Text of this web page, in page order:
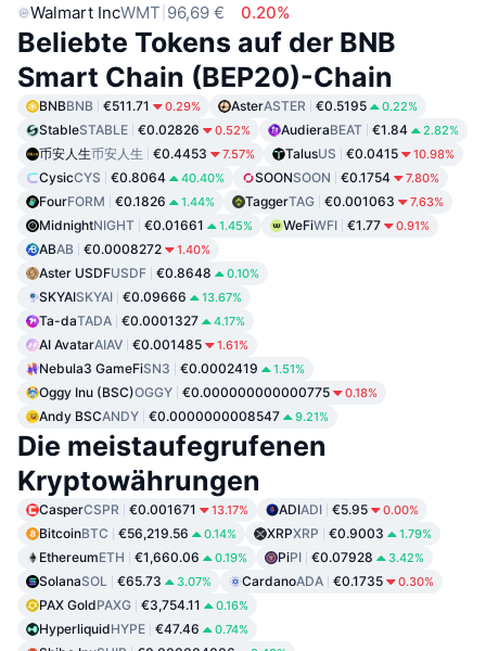
Walmart IncWMT 96,69 € 0.20%
Beliebte Tokens auf der BNB
Smart Chain (BEP20)-Chain
BNBBNB €511.71 0.29% AsterASTER €0.5195 0.22%
StableSTABLE €0.02826 0.52% AudieraBEAT €1.84 2.82%
币安人生币安人生 €0.4453 7.57% TalusUS €0.0415 10.98%
CysicCYS €0.8064 40.40% SOONSOON €0.1754 7.80%
FourFORM €0.1826 1.44% TaggerTAG €0.001063 7.63%
MidnightNIGHT €0.01661 1.45% WeFiWFI €1.77 0.91%
ABAB €0.0008272 1.40%
Aster USDFUSDF €0.8648 0.10%
SKYAISKYAI €0.09666 13.67%
Ta-daTADA €0.0001327 4.17%
AI AvatarAIAV €0.001485 1.61%
Nebula3 GameFiSN3 €0.0002419 1.51%
Oggy Inu (BSC)OGGY €0.000000000000775 0.18%
Andy BSCANDY €0.0000000008547 9.21%
Die meistaufegrufenen
Kryptowährungen
CasperCSPR €0.001671 13.17% ADIADI €5.95 0.00%
BitcoinBTC €56,219.56 0.14% XRPXRP €0.9003 1.79%
EthereumETH €1,660.06 0.19% PiPI €0.07928 3.42%
SolanaSOL €65.73 3.07% CardanoADA €0.1735 0.30%
PAX GoldPAXG €3,754.11 0.16%
HyperliquidHYPE €47.46 0.74%